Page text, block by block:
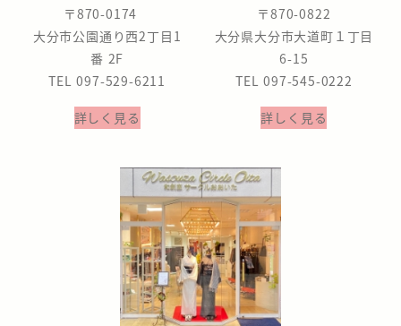
〒870-0174
大分市公園通り西2丁目1
番 2F
TEL 097-529-6211
詳しく見る
〒870-0822
大分県大分市大道町１丁目
6-15
TEL 097-545-0222
詳しく見る